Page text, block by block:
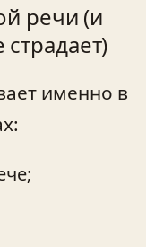
речи (и
именно в